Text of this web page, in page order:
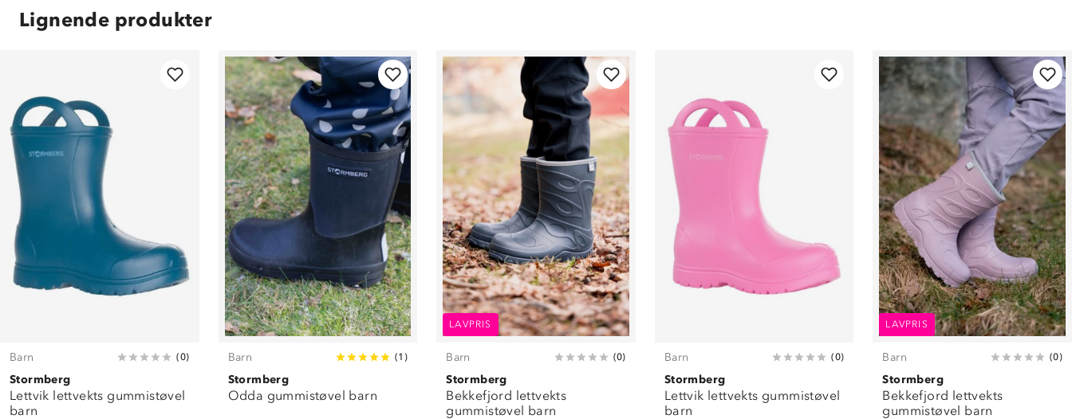
Lignende produkter
Barn (0)
Stormberg
Lettvik lettvekts gummistøvel
barn
Barn (1 )
Stormberg
Odda gummistøvel barn
LAVPRIS
Barn (0)
Stormberg
Bekkefjord lettvekts
gummistøvel barn
Barn (0)
Stormberg
Lettvik lettvekts gummistøvel
barn
LAVPRIS
Barn (0)
Stormberg
Bekkefjord lettvekts
gummistøvel barn